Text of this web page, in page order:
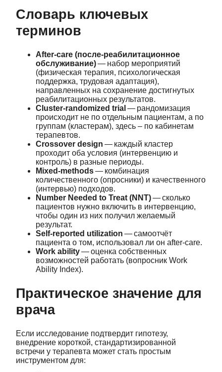
Словарь ключевых
терминов
After‑care (после‑реабилитационное
обслуживание)— набор мероприятий
(физическая терапия, психологическая
поддержка, трудовая адаптация),
направленных на сохранение достигнутых
реабилитационных результатов.
Cluster‑randomized trial — рандомизация
происходит не по отдельным пациентам, а по
группам (кластерам), здесь – по кабинетам
терапевтов.
Crossover design — каждый кластер
проходит оба условия (интервенцию и
контроль) в разные периоды.
Mixed‑methods— комбинация
количественного (опросники) и качественного
(интервью) подходов.
Number Needed to Treat (NNT)— сколько
пациентов нужно включить в интервенцию,
чтобы один из них получил желаемый
результат.
Self‑reported utilization — самоотчёт
пациента о том, использовал ли он after‑care.
Work ability— оценка собственных
возможностей работать (вопросник Work
Ability Index).
Практическое значение для
врача
Если исследование подтвердит гипотезу,
внедрение короткой, стандартизированной
встречи у терапевта может стать простым
инструментом для: